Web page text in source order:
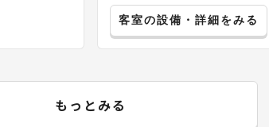
客室の設備・詳細をみる
もっとみる